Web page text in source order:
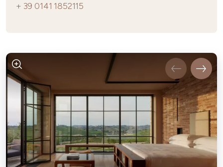
+ 39 0141 1852115